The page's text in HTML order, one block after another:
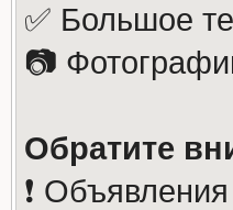
✅ Большое
📷
Обратите
❗️